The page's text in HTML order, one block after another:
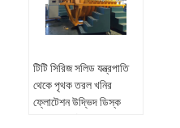
টিটি সিরিজ সলিড যন্ত্রপাতি
থেকে পৃথক তরল খনির
ফ্লোটেশন উদ্ভিদ ডিস্ক